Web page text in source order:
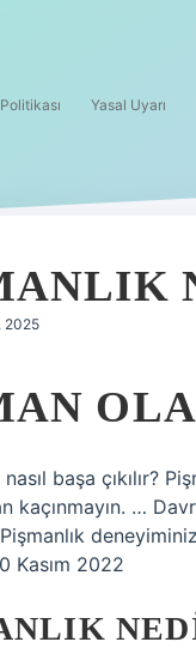
Yasal Uyarı
2025
nasıl başa çıkılır?
kaçınmayın. …
Kasım 2022